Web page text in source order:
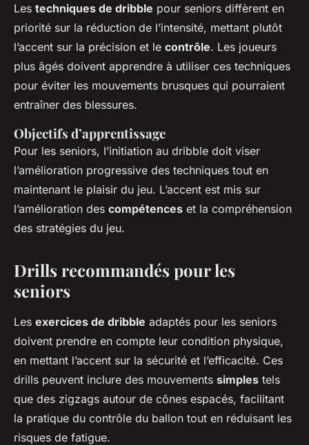
Les techniques de dribble pour seniors diffèrent en
priorité sur la réduction de l’intensité, mettant plutôt
l’accent sur la précision et le contrôle. Les joueurs
plus âgés doivent apprendre à utiliser ces techniques
pour éviter les mouvements brusques qui pourraient
entraîner des blessures.
Objectifs d’apprentissage
Pour les seniors, l’initiation au dribble doit viser
l’amélioration progressive des techniques tout en
maintenant le plaisir du jeu. L’accent est mis sur
l’amélioration des compétences et la compréhension
des stratégies du jeu.
Drills recommandés pour les
seniors
Les exercices de dribble adaptés pour les seniors
doivent prendre en compte leur condition physique,
en mettant l’accent sur la sécurité et l’efficacité. Ces
drills peuvent inclure des mouvements simples tels
que des zigzags autour de cônes espacés, facilitant
la pratique du contrôle du ballon tout en réduisant les
risques de fatigue.